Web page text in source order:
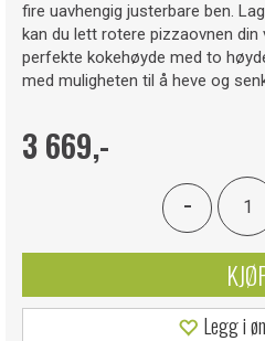
fire uavhengig justerbare ben.
kan du lett rotere pizzaovnen din
perfekte kokehøyde med to
med muligheten til å heve og
3 669,-
-
Legg i